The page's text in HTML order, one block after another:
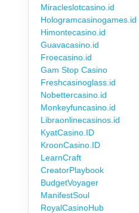
Miracleslotcasino.id
Hologramcasinogames.id
Himontecasino.id
Guavacasino.id
Froecasino.id
Gam Stop Casino
Freshcasinoglass.id
Nobettercasino.id
Monkeyfuncasino.id
Libraonlinecasinos.id
KyatCasino.ID
KroonCasino.ID
LearnCraft
CreatorPlaybook
BudgetVoyager
ManifestSoul
RoyalCasinoHub